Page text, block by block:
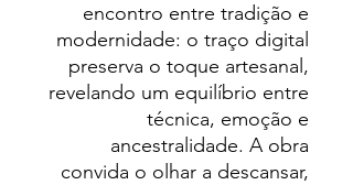
encontro entre tradição e
modernidade: o traço digital
preserva o toque artesanal,
revelando um equilíbrio entre
técnica, emoção e
ancestralidade. A obra
convida o olhar a descansar,